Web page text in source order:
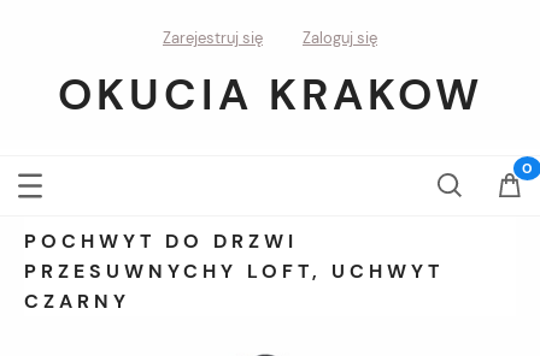
Zarejestruj się Zaloguj się
OKUCIA KRAKOW
POCHWYT DO DRZWI
PRZESUWNYCHY LOFT, UCHWYT
CZARNY